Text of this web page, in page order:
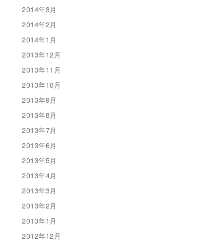
2014年3月
2014年2月
2014年1月
2013年12月
2013年11月
2013年10月
2013年9月
2013年8月
2013年7月
2013年6月
2013年5月
2013年4月
2013年3月
2013年2月
2013年1月
2012年12月